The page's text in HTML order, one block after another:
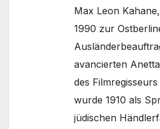
Max Leon
1990 zur
avancierten
des
wurde 1910 als
jüdischen